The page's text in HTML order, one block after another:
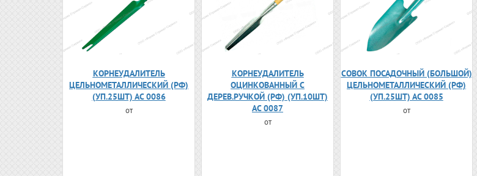
КОРНЕУДАЛИТЕЛЬ
ЦЕЛЬНОМЕТАЛЛИЧЕСКИЙ (РФ)
(УП.25ШТ) АС 0086
от
КОРНЕУДАЛИТЕЛЬ
ОЦИНКОВАННЫЙ С
ДЕРЕВ.РУЧКОЙ (РФ) (УП.10ШТ)
АС 0087
от
СОВОК ПОСАДОЧНЫЙ (БОЛЬШОЙ)
ЦЕЛЬНОМЕТАЛЛИЧЕСКИЙ (РФ)
(УП.25ШТ) АС 0085
от